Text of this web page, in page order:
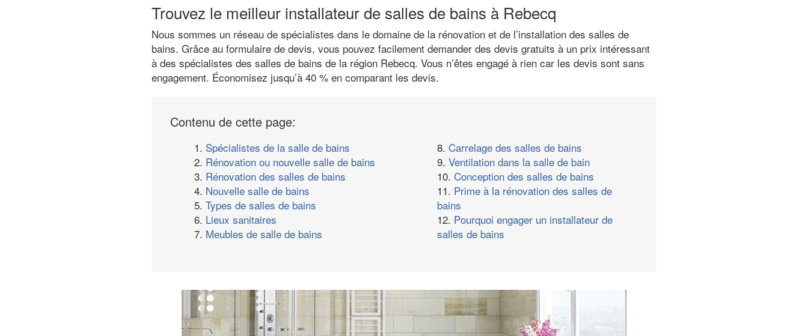
Trouvez le meilleur installateur de salles de bains à Rebecq
Nous sommes un réseau de spécialistes dans le domaine de la rénovation et de l’installation des salles de
bains. Grâce au formulaire de devis, vous pouvez facilement demander des devis gratuits à un prix intéressant
à des spécialistes des salles de bains de la région Rebecq. Vous n’êtes engagé à rien car les devis sont sans
engagement. Économisez jusqu’à 40 % en comparant les devis.
Contenu de cette page:
1. Spécialistes de la salle de bains
2. Rénovation ou nouvelle salle de bains
3. Rénovation des salles de bains
4. Nouvelle salle de bains
5. Types de salles de bains
6. Lieux sanitaires
7. Meubles de salle de bains
8. Carrelage des salles de bains
9. Ventilation dans la salle de bain
10. Conception des salles de bains
11. Prime à la rénovation des salles de
bains
12. Pourquoi engager un installateur de
salles de bains